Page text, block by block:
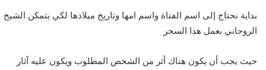
بداية نحتاج إلى اسم الفتاة واسم امها وتاريخ ميلادها لكي يتمكن الشيخ
الروحاني بعمل هذا السحر
حيث يجب أن يكون هناك أثر من الشخص المطلوب ويكون عليه آثار